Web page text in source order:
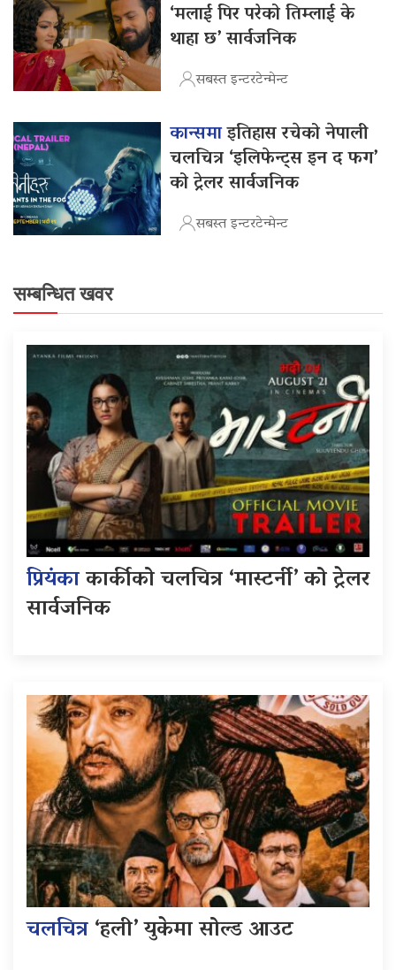
‘मलाई पिर परेको तिम्लाई के
थाहा छ’ सार्वजनिक
सबस्त इन्टरटेन्मेन्ट
कान्समाइतिहास रचेको नेपाली
चलचित्र ‘इलिफेन्ट्स इन द फग’
को ट्रेलर सार्वजनिक
सबस्त इन्टरटेन्मेन्ट
सम्बन्धित खवर
प्रियंकाकार्कीको चलचित्र ‘मास्टर्नी’ को ट्रेलर
सार्वजनिक
चलचित्र‘हली’ युकेमा सोल्ड आउट